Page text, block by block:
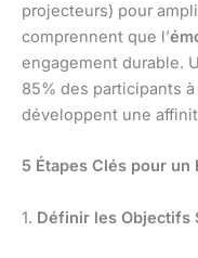
projecteurs) pour
comprennent que l’
engagement durable.
85% des participants
développent une
5 Étapes Clés pour un
1. Définir les Objectifs